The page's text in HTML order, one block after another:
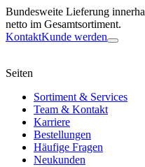
Bundesweite Lieferung
netto im Gesamtsortiment.
KontaktKunde werden
Seiten
Sortiment & Services
Team & Kontakt
Karriere
Bestellungen
Häufige Fragen
Neukunden